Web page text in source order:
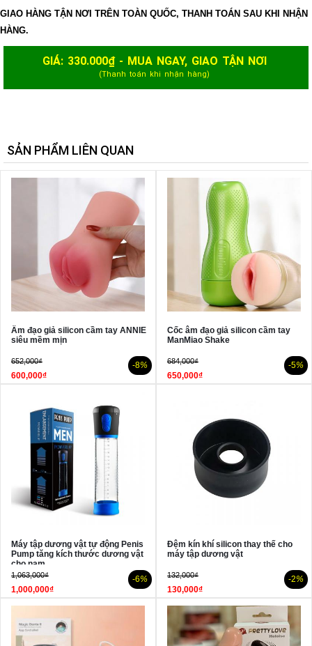
GIAO HÀNG TẬN NƠI TRÊN TOÀN QUỐC, THANH TOÁN SAU KHI NHẬN
HÀNG.
GIÁ: 330.000₫ - MUA NGAY, GIAO TẬN NƠI
(Thanh toán khi nhận hàng)
SẢN PHẨM LIÊN QUAN
Âm đạo giả silicon cầm tay ANNIE
siêu mềm mịn
652,000₫
600,000₫
-8%
Cốc âm đạo giả silicon cầm tay
ManMiao Shake
684,000₫
650,000₫
-5%
Máy tập dương vật tự động Penis
Pump tăng kích thước dương vật
cho nam
1,063,000₫
1,000,000₫
-6%
Đệm kín khí silicon thay thế cho
máy tập dương vật
132,000₫
130,000₫
-2%